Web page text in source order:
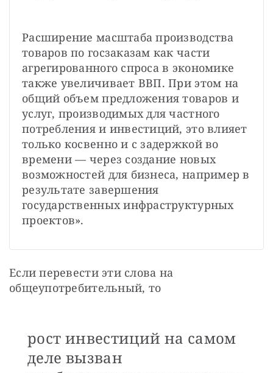
Расширение масштаба производства
товаров по госзаказам как части
агрегированного спроса в экономике
также увеличивает ВВП. При этом на
общий объем предложения товаров и
услуг, производимых для частного
потребления и инвестиций, это влияет
только косвенно и с задержкой во
времени — через создание новых
возможностей для бизнеса, например в
результате завершения
государственных инфраструктурных
проектов».
Если перевести эти слова на
общеупотребительный, то
рост инвестиций на самом
деле вызван